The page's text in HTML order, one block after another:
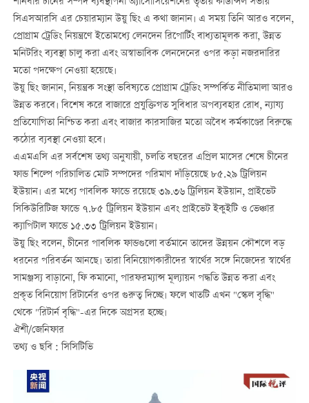
সিএসআরসি এর চেয়ারম্যান উয়ু ছিং এ কথা জানান। এ সময় তিনি আরও বলেন,
প্রোগ্রাম ট্রেডিং নিয়ন্ত্রণে ইতোমধ্যে লেনদেন রিপোর্টিং বাধ্যতামূলক করা, উন্নত
মনিটরিং ব্যবস্থা চালু করা এবং অস্বাভাবিক লেনদেনের ওপর কড়া নজরদারির
মতো পদক্ষেপ নেওয়া হয়েছে।
উয়ু ছিং জানান, নিয়ন্ত্রক সংস্থা ভবিষ্যতে প্রোগ্রাম ট্রেডিং সম্পর্কিত নীতিমালা আরও
উন্নত করবে। বিশেষ করে বাজারে প্রযুক্তিগত সুবিধার অপব্যবহার রোধ, ন্যায্য
প্রতিযোগিতা নিশ্চিত করা এবং বাজার কারসাজির মতো অবৈধ কর্মকাণ্ডের বিরুদ্ধে
কঠোর ব্যবস্থা নেওয়া হবে।
এএমএসি এর সর্বশেষ তথ্য অনুযায়ী, চলতি বছরের এপ্রিল মাসের শেষে চীনের
ফান্ড শিল্পে পরিচালিত মোট সম্পদের পরিমাণ দাঁড়িয়েছে ৮৫.২৯ ট্রিলিয়ন
ইউয়ান। এর মধ্যে পাবলিক ফান্ডে রয়েছে ৩৯.৩৬ ট্রিলিয়ন ইউয়ান, প্রাইভেট
সিকিউরিটিজ ফান্ডে ৭.৮৫ ট্রিলিয়ন ইউয়ান এবং প্রাইভেট ইকুইটি ও ভেঞ্চার
ক্যাপিটাল ফান্ডে ১৫.৩৩ ট্রিলিয়ন ইউয়ান।
উয়ু ছিং বলেন, চীনের পাবলিক ফান্ডগুলো বর্তমানে তাদের উন্নয়ন কৌশলে বড়
ধরনের পরিবর্তন আনছে। তারা বিনিয়োগকারীদের স্বার্থের সঙ্গে নিজেদের স্বার্থের
সামঞ্জস্য বাড়ানো, ফি কমানো, পারফরম্যান্স মূল্যায়ন পদ্ধতি উন্নত করা এবং
প্রকৃত বিনিয়োগ রিটার্নের ওপর গুরুত্ব দিচ্ছে। ফলে খাতটি এখন "স্কেল বৃদ্ধি"
থেকে "রিটার্ন বৃদ্ধি"-এর দিকে অগ্রসর হচ্ছে।
ঐশী/জেনিফার
তথ্য ও ছবি : সিসিটিভি